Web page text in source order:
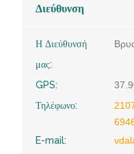
Διεύθυνση
Η Διεύθυνσή
μας:
GPS:
Τηλέφωνο:
E-mail: